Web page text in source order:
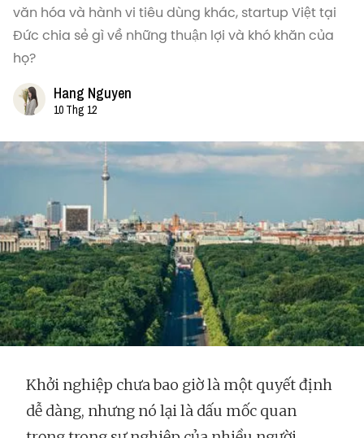
văn hóa và hành vi tiêu dùng khác, startup Việt tại
Đức chia sẻ gì về những thuận lợi và khó khăn của
họ?
Hang Nguyen
10 Thg 12
Khởi nghiệp chưa bao giờ là một quyết định
dễ dàng, nhưng nó lại là dấu mốc quan